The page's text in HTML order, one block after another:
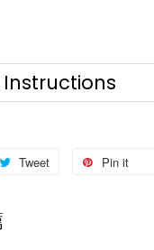
Tweet Pin it